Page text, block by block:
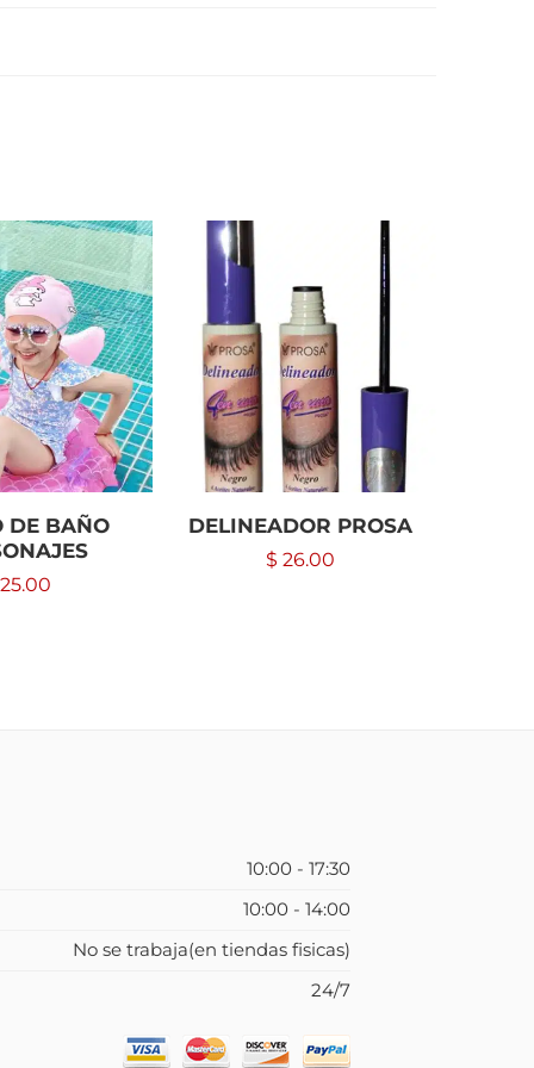
DE BAÑO
DELINEADOR PROSA
$ 26.00
10:00 - 17:30
10:00 - 14:00
No se trabaja(en tiendas fisicas)
24/7